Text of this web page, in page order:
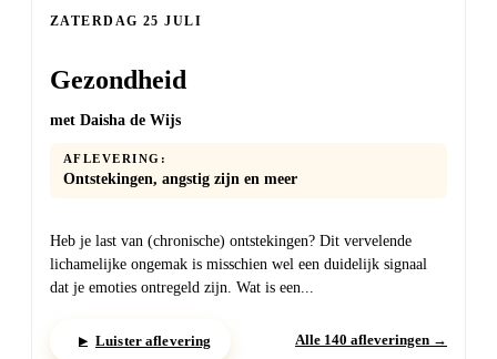
ZATERDAG
ZATERDAG 25 JULI
Gezondheid
met Daisha de Wijs
AFLEVERING:
Ontstekingen, angstig zijn en meer
Heb je last van (chronische) ontstekingen? Dit vervelende
lichamelijke ongemak is misschien wel een duidelijk signaal
dat je emoties ontregeld zijn. Wat is een...
▶ Luister aflevering Alle 140 afleveringen →